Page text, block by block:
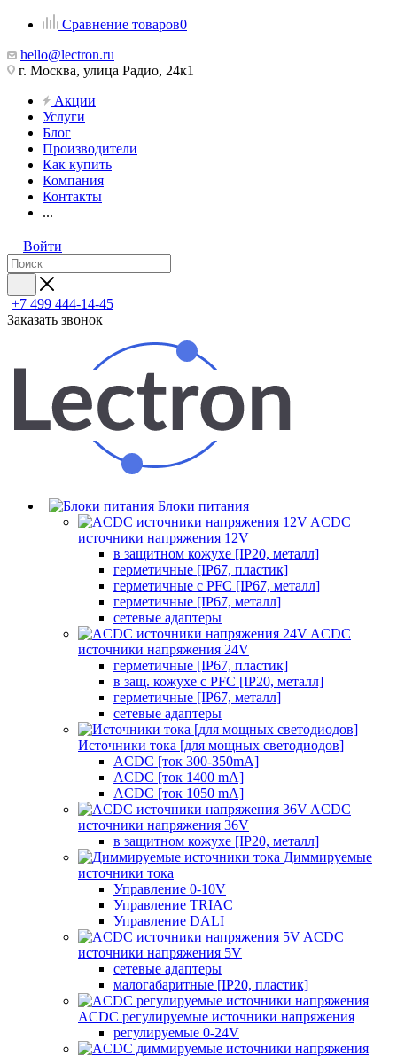
Сравнение товаров0
hello@lectron.ru
г. Москва, улица Радио, 24к1
Акции
Услуги
Блог
Производители
Как купить
Компания
Контакты
...
Войти
+7 499 444-14-45
Заказать звонок
Блоки питания
ACDC
источники напряжения 12V
в защитном кожухе [IP20, металл]
герметичные [IP67, пластик]
герметичные с PFC [IP67, металл]
герметичные [IP67, металл]
сетевые адаптеры
ACDC
источники напряжения 24V
герметичные [IP67, пластик]
в защ. кожухе с PFC [IP20, металл]
герметичные [IP67, металл]
сетевые адаптеры
Источники тока [для мощных светодиодов]
ACDC [ток 300-350mA]
ACDC [ток 1400 mA]
ACDC [ток 1050 mA]
ACDC
источники напряжения 36V
в защитном кожухе [IP20, металл]
Диммируемые
источники тока
Управление 0-10V
Управление TRIAC
Управление DALI
ACDC
источники напряжения 5V
сетевые адаптеры
малогабаритные [IP20, пластик]
ACDC регулируемые источники напряжения
регулируемые 0-24V